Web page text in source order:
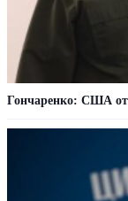
Гончаренко: США